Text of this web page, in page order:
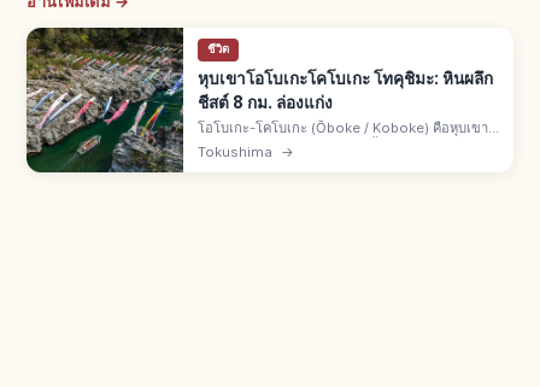
ชีวิต
หุบเขาโอโบเกะโคโบเกะ โทคุชิมะ: หินผลึก
ชีสต์ 8 กม. ล่องแก่ง
โอโบเกะ-โคโบเกะ (Ōboke / Koboke) คือหุบเขา
เมืองมิโยชิ จ.โทคุชิมะ จากแม่น้ำโยชิโนะกัดเซาะหิน
Tokushima →